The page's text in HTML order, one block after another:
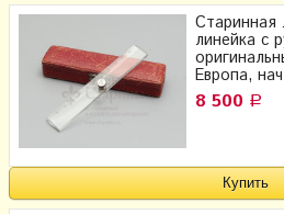
Старинная
линейка с
Европа,
8 500 Р